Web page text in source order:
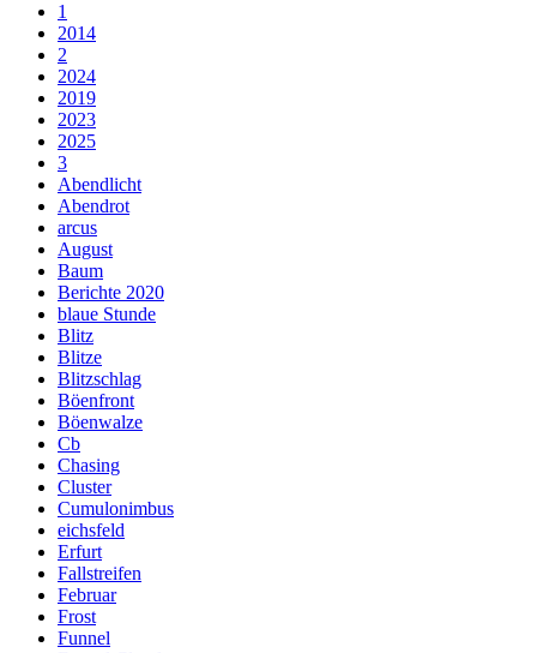
1
2014
2
2024
2019
2023
2025
3
Abendlicht
Abendrot
arcus
August
Baum
Berichte 2020
blaue Stunde
Blitz
Blitze
Blitzschlag
Böenfront
Böenwalze
Cb
Chasing
Cluster
Cumulonimbus
eichsfeld
Erfurt
Fallstreifen
Februar
Frost
Funnel